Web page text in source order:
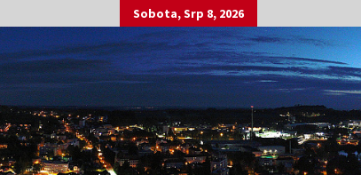
Sobota, Srp 8, 2026